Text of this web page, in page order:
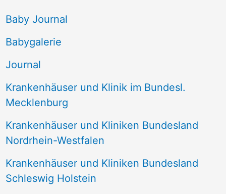
e
n
c
:
Baby Journal
Babygalerie
Journal
Krankenhäuser und Klinik im Bundesl.
Mecklenburg
Krankenhäuser und Kliniken Bundesland
Nordrhein-Westfalen
Krankenhäuser und Kliniken Bundesland
Schleswig Holstein